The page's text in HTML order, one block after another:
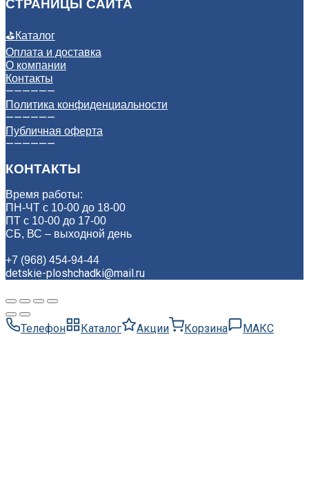
СТРАНИЦЫ САЙТА
⛳Каталог
Оплата и доставка
О компании
Контакты
——————
Политика конфиденциальности
——————
Публичная оферта
——————
КОНТАКТЫ
Время работы:
ПН-ЧТ с 10-00 до 18-00
ПТ с 10-00 до 17-00
СБ, ВС – выходной день
+7 (968) 454-94-44
detskie-ploshchadki@mail.ru
Телефон Каталог Акции Корзина МАКС